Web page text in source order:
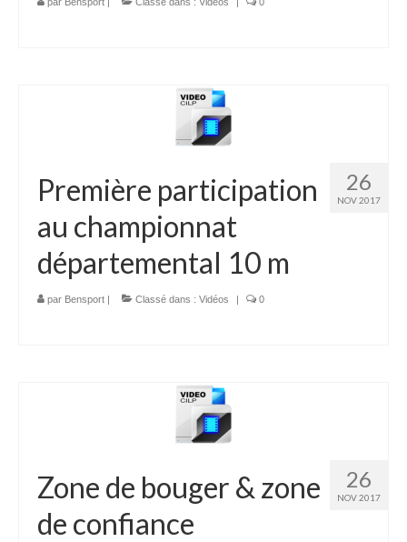
26
NOV 2017
Première participation
au championnat
départemental 10 m
par Bensport | Classé dans : Vidéos | 0
26
NOV 2017
Zone de bouger & zone
de confiance